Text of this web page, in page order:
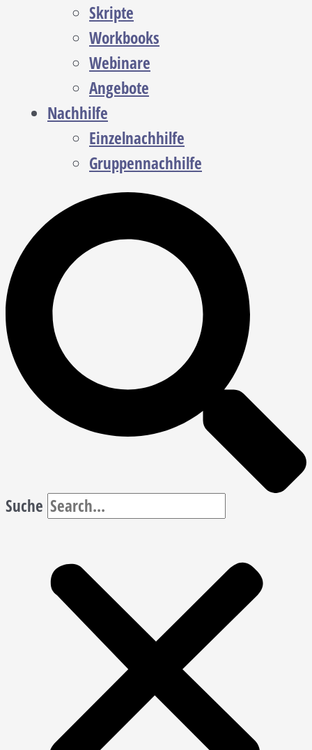
Skripte
Workbooks
Webinare
Angebote
Nachhilfe
Einzelnachhilfe
Gruppennachhilfe
Suche